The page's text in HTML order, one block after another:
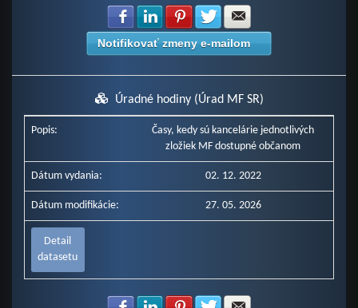
Zdielať na Facebook
Zdielať na LinkedIn
Zdielať na Pinterest
Zdielať na Twitter
Notifikovať zmeny e-mailom
Úradné hodiny (Úrad MF SR)
Popis:
Časy, kedy sú kancelárie jednotlivých
zložiek MF dostupné občanom
Dátum vydania: 02. 12. 2022
Dátum modifikácie: 27. 05. 2026
Detail
datasetu